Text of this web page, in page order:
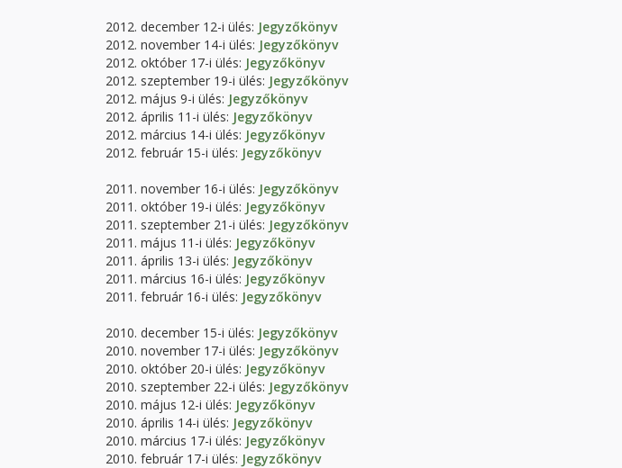
2012. december 12-i ülés: Jegyzőkönyv
2012. november 14-i ülés: Jegyzőkönyv
2012. október 17-i ülés: Jegyzőkönyv
2012. szeptember 19-i ülés: Jegyzőkönyv
2012. május 9-i ülés: Jegyzőkönyv
2012. április 11-i ülés: Jegyzőkönyv
2012. március 14-i ülés: Jegyzőkönyv
2012. február 15-i ülés: Jegyzőkönyv
2011. november 16-i ülés: Jegyzőkönyv
2011. október 19-i ülés: Jegyzőkönyv
2011. szeptember 21-i ülés: Jegyzőkönyv
2011. május 11-i ülés: Jegyzőkönyv
2011. április 13-i ülés: Jegyzőkönyv
2011. március 16-i ülés: Jegyzőkönyv
2011. február 16-i ülés: Jegyzőkönyv
2010. december 15-i ülés: Jegyzőkönyv
2010. november 17-i ülés: Jegyzőkönyv
2010. október 20-i ülés: Jegyzőkönyv
2010. szeptember 22-i ülés: Jegyzőkönyv
2010. május 12-i ülés: Jegyzőkönyv
2010. április 14-i ülés: Jegyzőkönyv
2010. március 17-i ülés: Jegyzőkönyv
2010. február 17-i ülés: Jegyzőkönyv